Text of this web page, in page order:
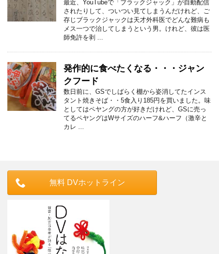
最近、YouTubeで「ブラックジャック」が自動配信
されたりして、ついつい見てしまうんだけれど、ご
存じブラックジャックは天才外科医でどんな難病も
メス一つで治してしまうという男。けれど、彼は医
師免許を剥 ...
発作的に食べたくなる・・・ジャン
クフード
数日前に、GSでしばらく棚から姿消してたインス
タント焼きそば・・5食入り185円を買いました。味
としてはペヤングの方が好きだけれど、GSに売っ
てるペヤングはWサイズのハーフ&ハーフ（激辛と
カレ ...
無料 DVホットライン